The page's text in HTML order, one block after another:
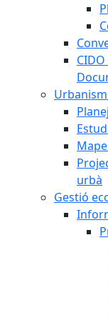
urbà
Gestió